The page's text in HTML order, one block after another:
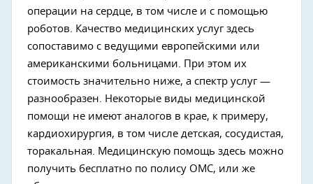
операции на сердце, в том числе и с помощью
роботов. Качество медицинских услуг здесь
сопоставимо с ведущими европейскими или
американскими больницами. При этом их
стоимость значительно ниже, а спектр услуг —
разнообразен. Некоторые виды медицинской
помощи не имеют аналогов в крае, к примеру,
кардиохирургия, в том числе детская, сосудистая,
торакальная. Медицинскую помощь здесь можно
получить бесплатно по полису ОМС, или же